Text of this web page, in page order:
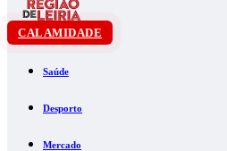
CALAMIDADE
Saúde
Desporto
Mercado